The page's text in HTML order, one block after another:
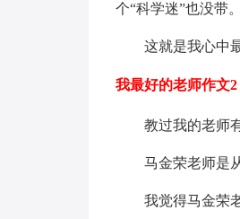
个“科学迷”也没带
这就是我心中
我最好的老师作文2
教过我的老师
马金荣老师是
我觉得马金荣